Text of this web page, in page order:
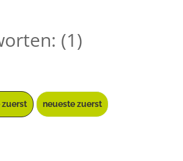
(1)
neueste zuerst